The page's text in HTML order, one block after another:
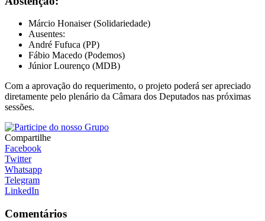
Márcio Honaiser (Solidariedade)
Ausentes:
André Fufuca (PP)
Fábio Macedo (Podemos)
Júnior Lourenço (MDB)
Com a aprovação do requerimento, o projeto poderá ser apreciado
diretamente pelo plenário da Câmara dos Deputados nas próximas
sessões.
Compartilhe
Facebook
Twitter
Whatsapp
Telegram
LinkedIn
Comentários